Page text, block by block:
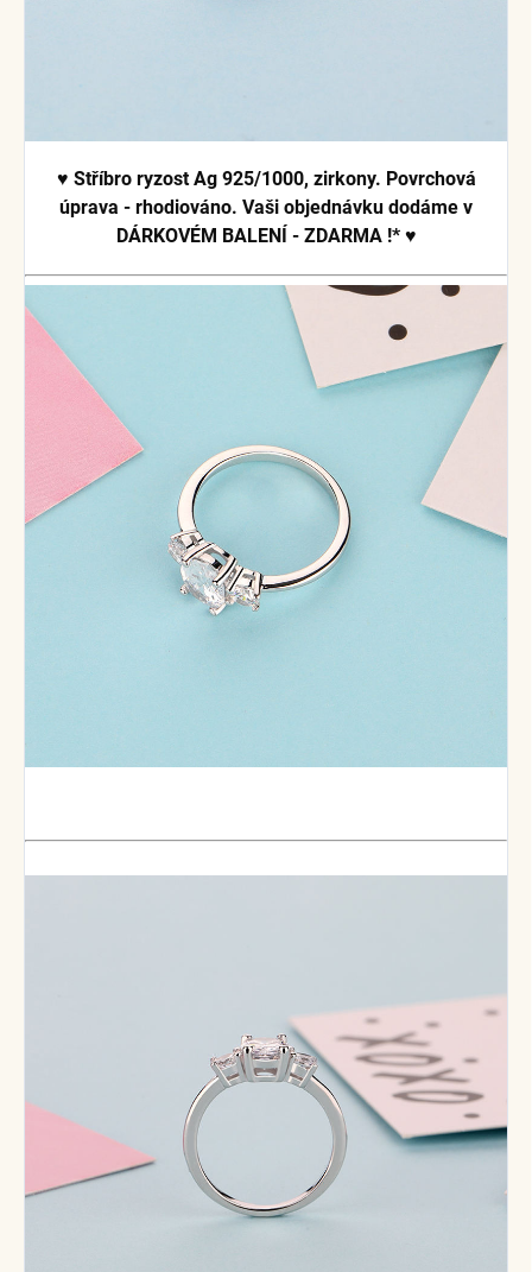
♥ Stříbro ryzost Ag 925/1000, zirkony. Povrchová
úprava - rhodiováno. Vaši objednávku dodáme v
DÁRKOVÉM BALENÍ - ZDARMA !* ♥